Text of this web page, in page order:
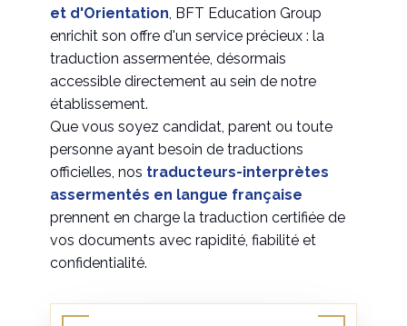
et d'Orientation , BFT Education Group
enrichit son offre d'un service précieux : la
traduction assermentée, désormais
accessible directement au sein de notre
établissement.
Que vous soyez candidat, parent ou toute
personne ayant besoin de traductions
officielles, nos traducteurs-interprètes
assermentés en langue française
prennent en charge la traduction certifiée de
vos documents avec rapidité, fiabilité et
confidentialité.